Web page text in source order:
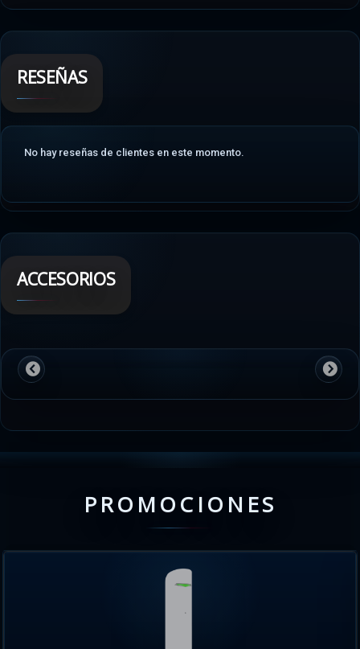
RESEÑAS
No hay reseñas de clientes en este momento.
ACCESORIOS
PROMOCIONES